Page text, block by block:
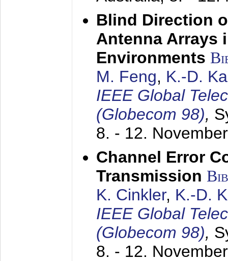
Blind Direction
Antenna Arrays
Environments
M. Feng, K.-D.
IEEE Global
(Globecom 98),
8. - 12.
Channel Error
Transmission
K. Cinkler, K.-D.
IEEE Global
(Globecom 98),
8. - 12.